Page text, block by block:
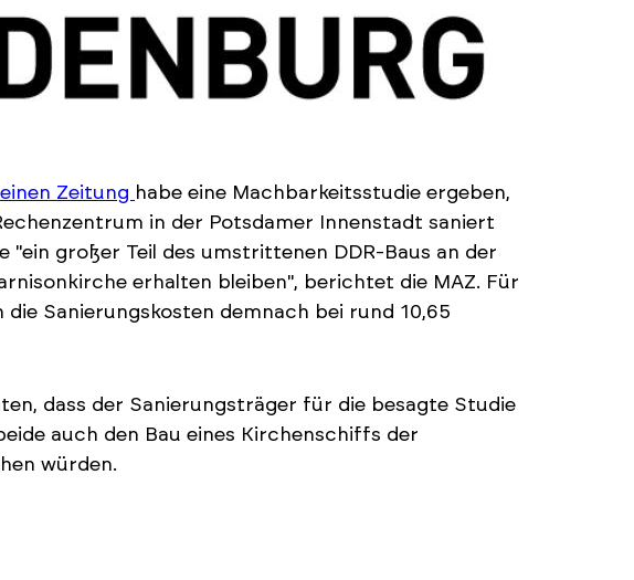
Zeitung habe eine Machbarkeitsstudie ergeben,
in der Potsdamer Innenstadt saniert
großer Teil des umstrittenen DDR-Baus an der
erhalten bleiben", berichtet die MAZ. Für
Sanierungskosten demnach bei rund 10,65
dass der Sanierungsträger für die besagte Studie
auch den Bau eines Kirchenschiffs der
würden.